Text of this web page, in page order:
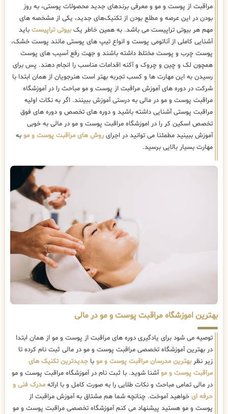
مراقبت از پوست و مو و معرفی برندهای جدید محصولات پوستی، به روز
بودن در این عرصه و مطلع بودن از تکنیک‌های جدید، یکی از مشخصه های
مهم هر بیوتی تراپیست می باشد. به همین خاطر یکبیوتی تراپیست باید
آشنایی کاملی از آناتومی پوست و انواع تیپ های پوستی مانند پوست خشک،
پوست چرب و پوست مختلط داشته باشند و جهت رفع آسیب های پوست
همچون لک و چین و چروک و آکنه اقدامات مناسب را انجام دهند. پس برای
رسیدن به این مهارت ها و کسب تجربه بهتر است هنرجویان از همان ابتدا با
شرکت در دوره های آموزش مراقبت از پوست و مو مباحث را در آموزشگاه
مراقبت پوست و مو در مالی به درستی آموزش ببینند. اگر به نکات اولیه
مراقبت پوستی آشنایی داشته باشید و دوره های تخصص و دوره های فوق
تخصص اسکین کر را در اموزشگاه مراقبت پوست و مو در مالی به خوبی
آموزش ببینید مطمئنا می توانید در اجرای روش های مراقبت پوست و مو به
مهارت بسیار بالایی برسید.
بهترین اموزشگاه مراقبت پوست و مو در مالی
توصیه می شود برای یادگیری دوره های مراقبت از پوست و مو از همان ابتدا
در بهترین آموزشگاه تخصصی مراقبت پوست و مو در مالی ثبت نام کرده تا
زیر نظربهترین مدرسان مراقبت پوست و مو با جدیدترین تکنیک های
مراقبت پوست و موآشنا شوید. با ثبت نام در آموزشگاه مراقبت پوست و مو
در مالی تمامی مباحث و نکات طلایی را به صورت کامل و با ارائه مدرک فنی و
حرفه ای خواهید آموخت. چنانچه شما هم مشتاق به آموزش مراقبت از
پوست و مو هستید پیشنهاد می کنم آموزشگاه تخصصی مراقبت پوست و مو